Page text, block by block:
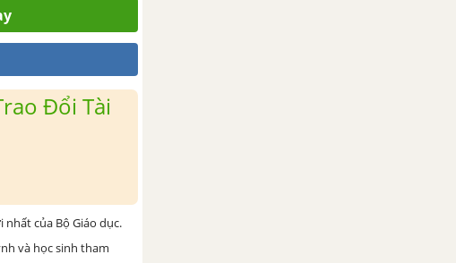
Đổi Tài
của Bộ Giáo dục.
và học sinh tham